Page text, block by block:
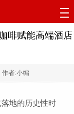
啡赋能高端酒店
者:小编
地的历史性时